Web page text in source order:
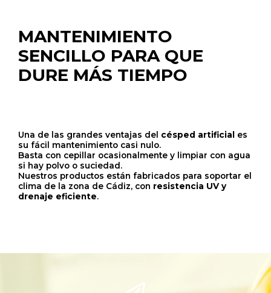
MANTENIMIENTO
SENCILLO PARA QUE
DURE MÁS TIEMPO
Una de las grandes ventajas del césped artificial
es
su fácil mantenimiento casi nulo.
Basta con cepillar ocasionalmente y limpiar con agua
si hay polvo o suciedad.
Nuestros productos están fabricados para soportar el
clima de la zona de Cádiz, con resistencia UV y
drenaje eficiente.